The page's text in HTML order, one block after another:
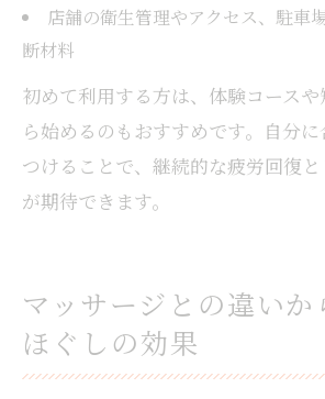
店舗の衛生管理やアクセス、駐車
断材料
初めて利用する方は、体験コース
ら始めるのもおすすめです。自分
つけることで、継続的な疲労回復
が期待できます。
マッサージとの違い
ほぐしの効果